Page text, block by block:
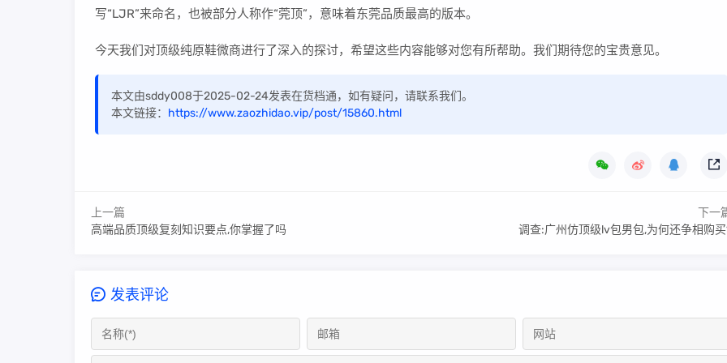
写“LJR”来命名，也被部分人称作“莞顶”，意味着东莞品质最高的版本。
今天我们对顶级纯原鞋微商进行了深入的探讨，希望这些内容能够对您有所帮助。我们期待您的宝贵意见。
本文由sddy008于2025-02-24发表在货档通，如有疑问，请联系我们。
本文链接： https://www.zaozhidao.vip/post/15860.html
上一篇
高端品质顶级复刻知识要点,你掌握了吗
下一
调查:广州仿顶级lv包男包,为何还争相购
发表评论